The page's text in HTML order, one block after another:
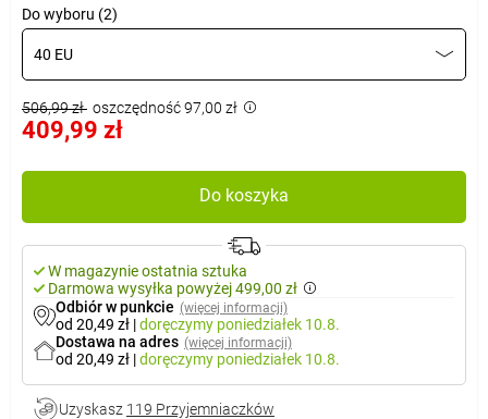
Do wyboru (2)
40 EU
506,99 zł oszczędność 97,00 zł
409,99 zł
Do koszyka
W magazynie ostatnia sztuka
Darmowa wysyłka powyżej 499,00 zł
Odbiór w punkcie (więcej informacji)
od 20,49 zł |doręczymy poniedziałek 10.8.
Dostawa na adres (więcej informacji)
od 20,49 zł |doręczymy poniedziałek 10.8.
Uzyskasz 119 Przyjemniaczków